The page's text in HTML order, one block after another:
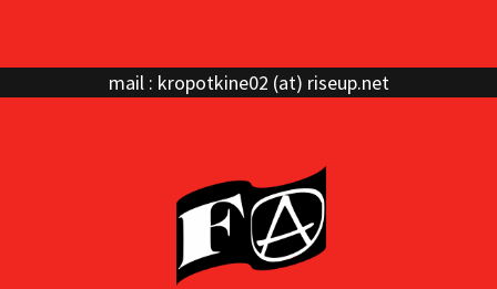
mail : kropotkine02 (at) riseup.net